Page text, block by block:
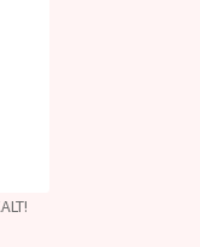
ELA KIRKALT!